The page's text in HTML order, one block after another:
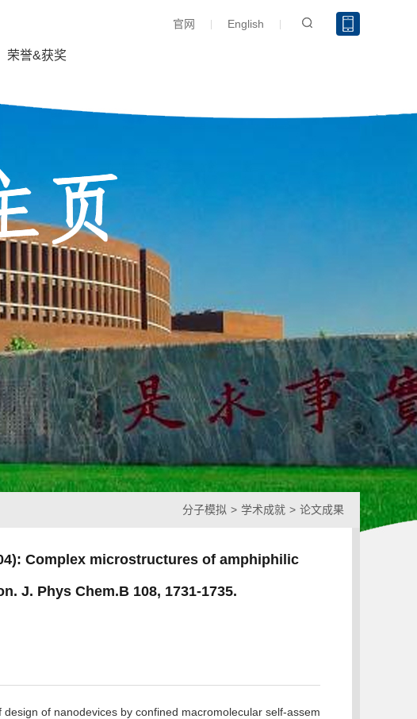
English
官网
荣誉&获奖
分子模拟 > 学术成就 > 论文成果
Complex microstructures of amphiphilic
J. Phys Chem.B 108, 1731-1735.
design of nanodevices by confined macromolecular self-assem